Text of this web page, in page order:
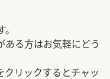
ある方はお気軽にどう
クリックするとチャッ